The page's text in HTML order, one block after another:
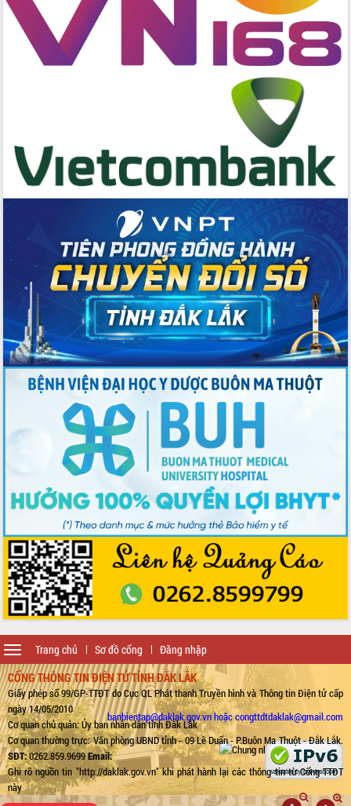
Trang chủ Sơ đồ cổng Đăng nhập
Toggle
navigation
CỔNG THÔNG TIN ĐIỆN TỬ TỈNH ĐẮK LẮK
Giấy phép số 99/GP-TTĐT do Cục QL Phát thanh Truyền hình và Thông tin Điện tử cấp
ngày 14/05/2010
Cơ quan chủ quản: Ủy ban nhân dân tỉnh Đắk Lắk
Cơ quan thường trực: Văn phòng UBND tỉnh - 09 Lê Duẩn - P.Buôn Ma Thuột - Đắk Lắk.
SĐT:0262.859.9699Email:
banbientap@daklak.gov.vn hoặc congttdtdaklak@gmail.com
Ghi rõ nguồn tin "http://daklak.gov.vn" khi phát hành lại các thông tin từ Cổng TTĐT
này